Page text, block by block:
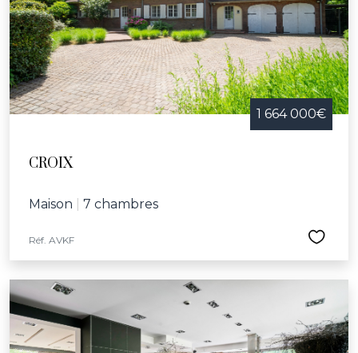
1 664 000€
CROIX
Maison 7 chambres
Réf. AVKF